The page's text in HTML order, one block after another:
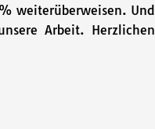
weiterüberweisen. Und
Arbeit. Herzlichen